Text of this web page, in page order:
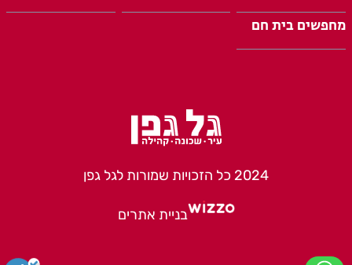
מחפשים בית חם
2024 כל הזכויות שמורות לגל גפן
בניית אתרים